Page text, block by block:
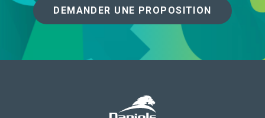
DEMANDER UNE PROPOSITION